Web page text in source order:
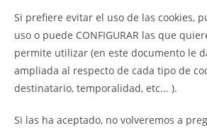
Si prefiere evitar el uso de las cookies,
uso o puede CONFIGURAR las que
permite utilizar (en este documento le
ampliada al respecto de cada tipo de
destinatario, temporalidad, etc... ).
Si las ha aceptado, no volveremos a